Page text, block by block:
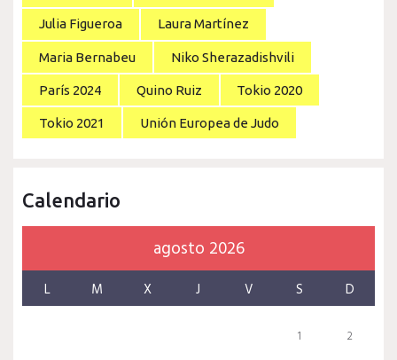
Julia Figueroa Laura Martínez
Maria Bernabeu Niko Sherazadishvili
París 2024 Quino Ruiz Tokio 2020
Tokio 2021 Unión Europea de Judo
Calendario
agosto 2026
L M X J V S D
1 2